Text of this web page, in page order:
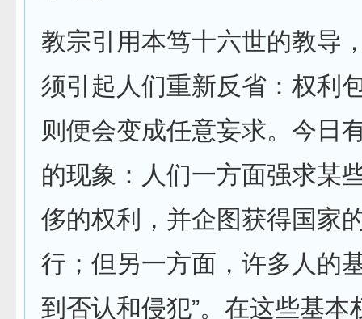
教宗引用本笃十六世的教导
须引起人们重新反省：权利
则便会变成任意妄求。今日
的现象：人们一方面强求某
侈的权利，并企图获得国家
行；但另一方面，许多人的
到否认和侵犯”。在这些基本